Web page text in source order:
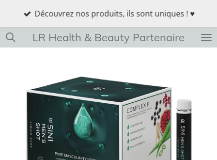
Passer
contenu
principal
LR Health & Beauty Partenaire
Découvrez nos produits, ils sont uniques ! ♥